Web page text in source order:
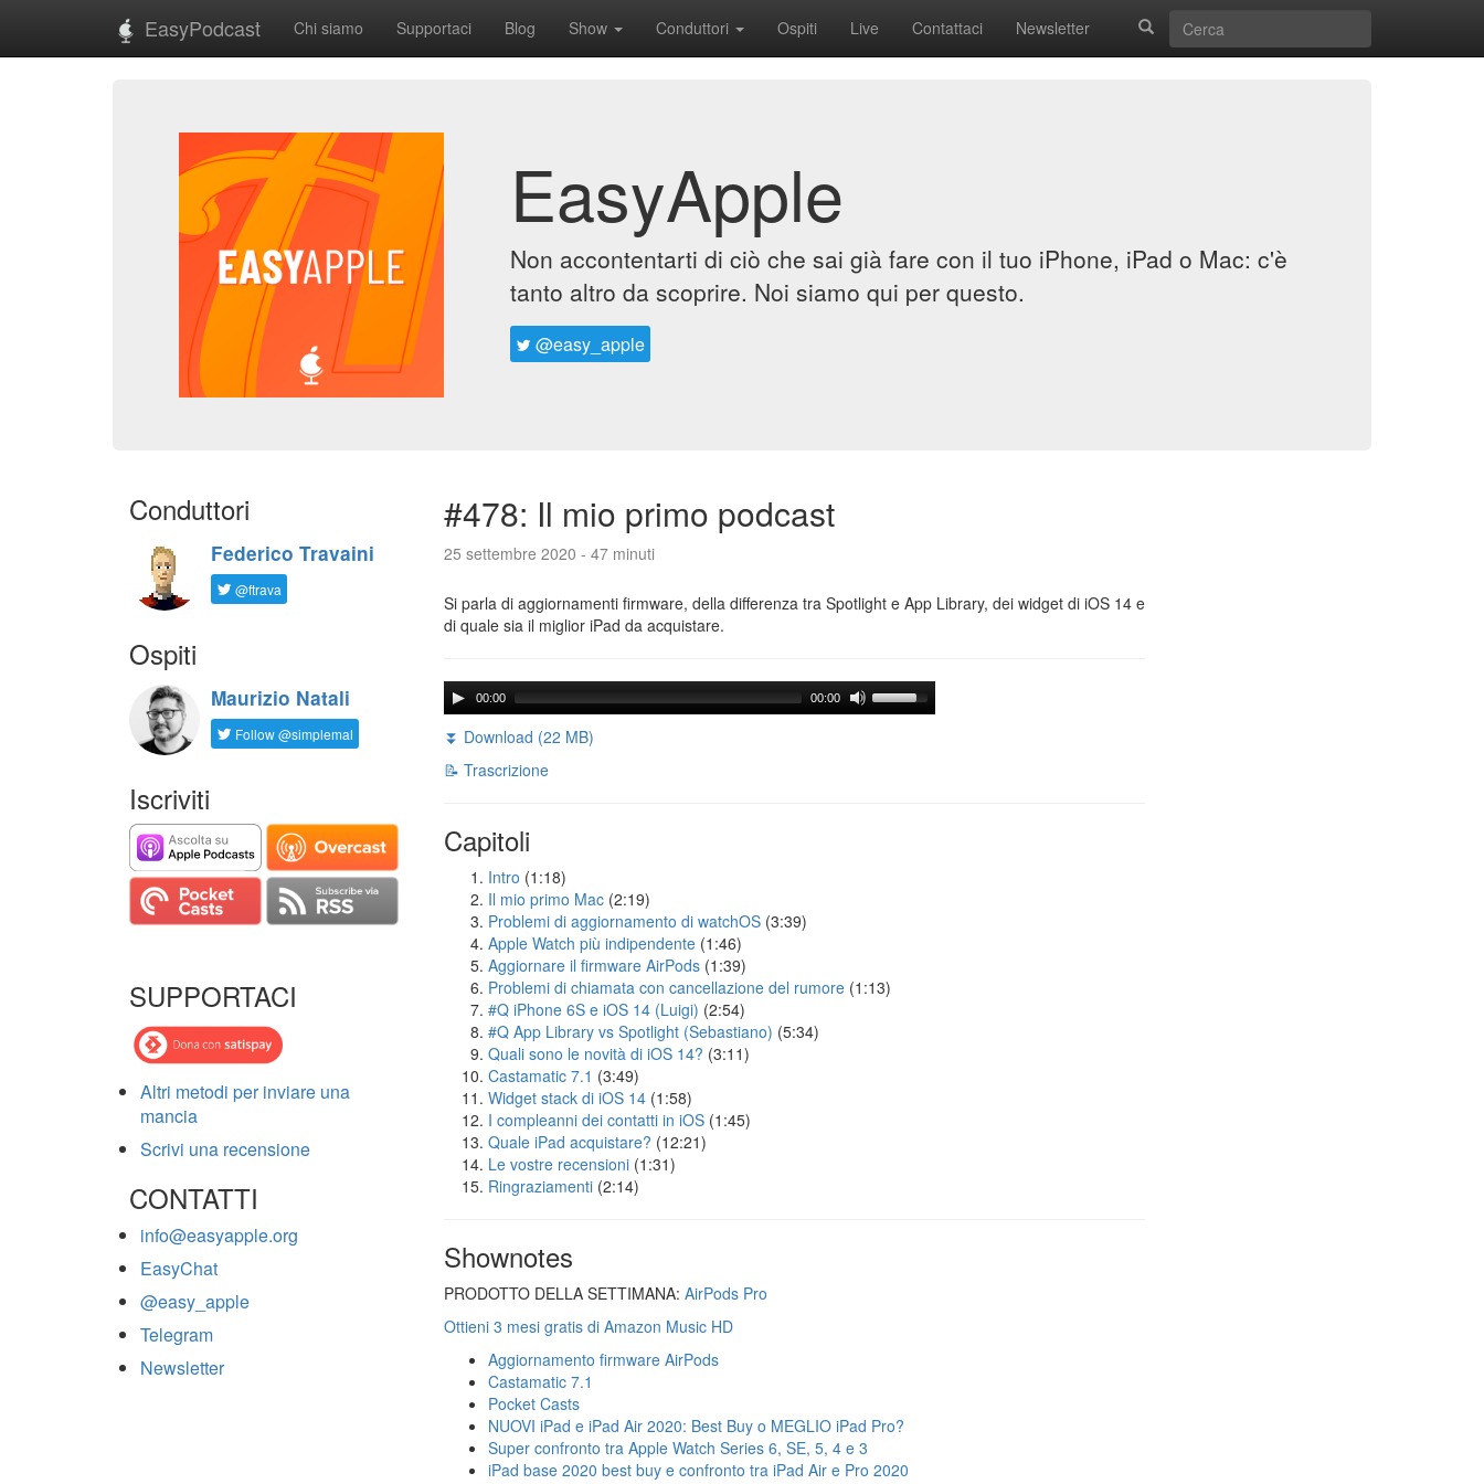
EasyPodcast Chi siamo Supportaci Blog Show Conduttori Ospiti Live Contattaci Newsletter
EasyApple
Non accontentarti di ciò che sai già fare con il tuo iPhone, iPad o Mac: c'è
tanto altro da scoprire. Noi siamo qui per questo.
@easy_apple
Conduttori
Federico Travaini
@ftrava
Ospiti
Maurizio Natali
Follow @simplemal
Iscriviti
SUPPORTACI
Altri metodi per inviare una
mancia
Scrivi una recensione
CONTATTI
info@easyapple.org
EasyChat
@easy_apple
Telegram
Newsletter
#478: Il mio primo podcast
25 settembre 2020 - 47 minuti
Si parla di aggiornamenti firmware, della differenza tra Spotlight e App Library, dei widget di iOS 14 e
di quale sia il miglior iPad da acquistare.
00:00 00:00
⏬ Download (22 MB)
📝 Trascrizione
Capitoli
Intro (1:18)
Il mio primo Mac (2:19)
Problemi di aggiornamento di watchOS (3:39)
Apple Watch più indipendente (1:46)
Aggiornare il firmware AirPods (1:39)
Problemi di chiamata con cancellazione del rumore (1:13)
#Q iPhone 6S e iOS 14 (Luigi) (2:54)
#Q App Library vs Spotlight (Sebastiano) (5:34)
Quali sono le novità di iOS 14? (3:11)
Castamatic 7.1 (3:49)
Widget stack di iOS 14 (1:58)
I compleanni dei contatti in iOS (1:45)
Quale iPad acquistare? (12:21)
Le vostre recensioni (1:31)
Ringraziamenti (2:14)
Shownotes
PRODOTTO DELLA SETTIMANA: AirPods Pro
Ottieni 3 mesi gratis di Amazon Music HD
Aggiornamento firmware AirPods
Castamatic 7.1
Pocket Casts
NUOVI iPad e iPad Air 2020: Best Buy o MEGLIO iPad Pro?
Super confronto tra Apple Watch Series 6, SE, 5, 4 e 3
iPad base 2020 best buy e confronto tra iPad Air e Pro 2020